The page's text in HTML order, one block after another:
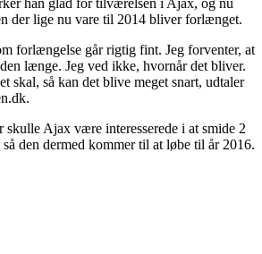
han glad for tilværelsen i Ajax, og nu
der lige nu vare til 2014 bliver forlænget.
forlængelse går rigtig fint. Jeg forventer, at
længe. Jeg ved ikke, hvornår det bliver.
skal, så kan det blive meget snart, udtaler
skulle Ajax være interesserede i at smide 2
den dermed kommer til at løbe til år 2016.